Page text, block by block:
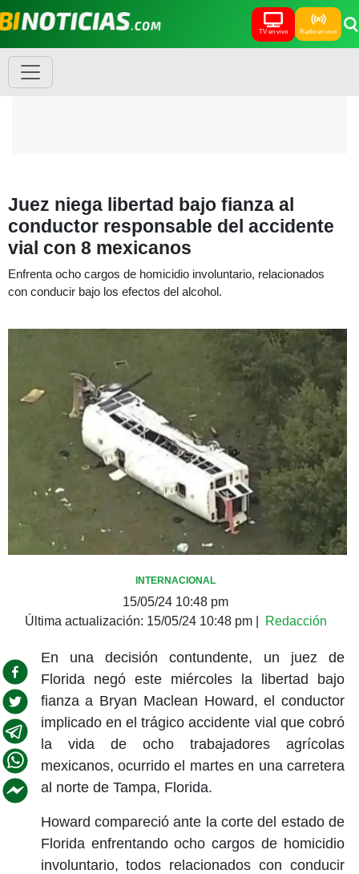
TV en vivo Radio en vivo
Juez niega libertad bajo fianza al
conductor responsable del accidente
vial con 8 mexicanos
Enfrenta ocho cargos de homicidio involuntario, relacionados
con conducir bajo los efectos del alcohol.
INTERNACIONAL
15/05/24 10:48 pm
Última actualización: 15/05/24 10:48 pm| Redacción
En una decisión contundente, un juez de
Florida negó este miércoles la libertad bajo
fianza a Bryan Maclean Howard, el conductor
implicado en el trágico accidente vial que cobró
la vida de ocho trabajadores agrícolas
mexicanos, ocurrido el martes en una carretera
al norte de Tampa, Florida.
Howard compareció ante la corte del estado de
Florida enfrentando ocho cargos de homicidio
involuntario, todos relacionados con conducir